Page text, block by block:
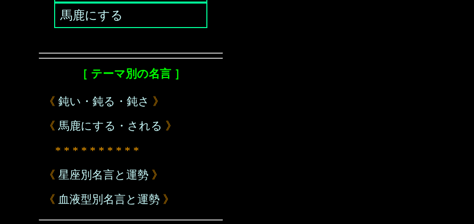
馬鹿にする
［ テーマ別の名言 ］
《 鈍い・鈍る・鈍さ 》
《 馬鹿にする・される 》
* * * * * * * * * *
《 星座別名言と運勢 》
《 血液型別名言と運勢 》